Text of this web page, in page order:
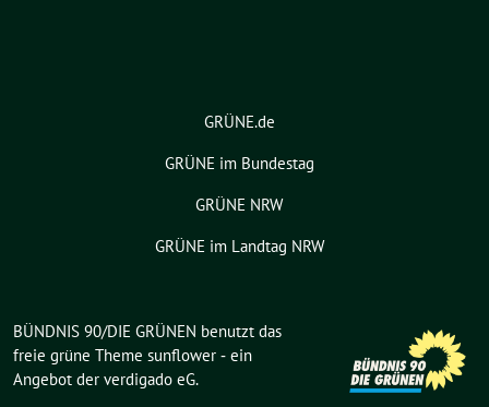
GRÜNE.de
GRÜNE im Bundestag
GRÜNE NRW
GRÜNE im Landtag NRW
BÜNDNIS 90/DIE GRÜNEN benutzt das
freie grüne Theme sunflower ‐ ein
Angebot der verdigado eG.